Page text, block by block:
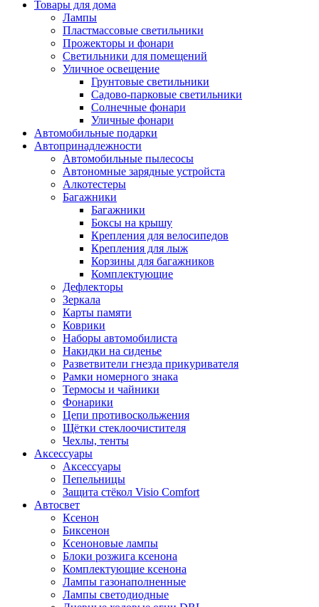
Товары для дома
Лампы
Пластмассовые светильники
Прожекторы и фонари
Светильники для помещений
Уличное освещение
Грунтовые светильники
Садово-парковые светильники
Солнечные фонари
Уличные фонари
Автомобильные подарки
Автопринадлежности
Автомобильные пылесосы
Автономные зарядные устройста
Алкотестеры
Багажники
Багажники
Боксы на крышу
Крепления для велосипедов
Крепления для лыж
Корзины для багажников
Комплектующие
Дефлекторы
Зеркала
Карты памяти
Коврики
Наборы автомобилиста
Накидки на сиденье
Разветвители гнезда прикуривателя
Рамки номерного знака
Термосы и чайники
Фонарики
Цепи противоскольжения
Щётки стеклоочистителя
Чехлы, тенты
Аксессуары
Аксессуары
Пепельницы
Защита стёкол Visio Comfort
Автосвет
Ксенон
Биксенон
Ксеноновые лампы
Блоки розжига ксенона
Комплектующие ксенона
Лампы газонаполненные
Лампы светодиодные